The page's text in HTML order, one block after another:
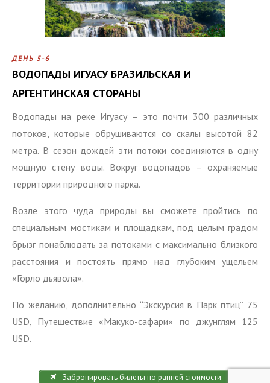
ДЕНЬ 5-6
ВОДОПАДЫ ИГУАСУ БРАЗИЛЬСКАЯ И
АРГЕНТИНСКАЯ СТОРАНЫ
Водопады на реке Игуасу – это почти 300 различных
потоков, которые обрушиваются со скалы высотой 82
метра. В сезон дождей эти потоки соединяются в одну
мощную стену воды. Вокруг водопадов – охраняемые
территории природного парка.
Возле этого чуда природы вы сможете пройтись по
специальным мостикам и площадкам, под целым градом
брызг понаблюдать за потоками с максимально близкого
расстояния и постоять прямо над глубоким ущельем
«Горло дьявола».
По желанию, дополнительно “Экскурсия в Парк птиц” 75
USD, Путешествие «Макуко-сафари» по джунглям 125
USD.
Забронировать билеты по ранней стоимости